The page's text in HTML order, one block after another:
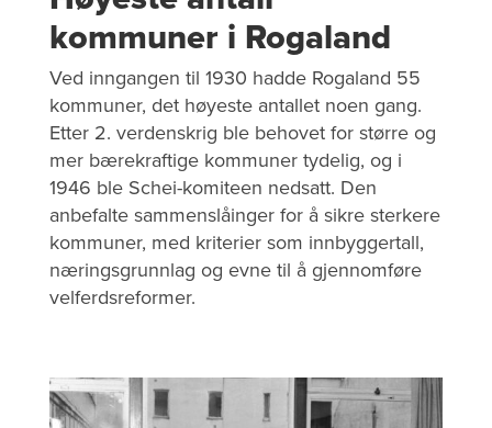
kommuner i Rogaland
Ved inngangen til 1930 hadde Rogaland 55
kommuner, det høyeste antallet noen gang.
Etter 2. verdenskrig ble behovet for større og
mer bærekraftige kommuner tydelig, og i
1946 ble Schei-komiteen nedsatt. Den
anbefalte sammenslåinger for å sikre sterkere
kommuner, med kriterier som innbyggertall,
næringsgrunnlag og evne til å gjennomføre
velferdsreformer.